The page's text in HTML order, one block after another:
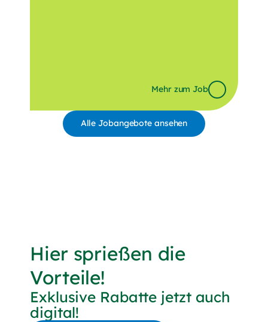
Mehr zum Job
Alle Jobangebote ansehen
Hier sprießen die
Vorteile!
Exklusive Rabatte jetzt auch
digital!